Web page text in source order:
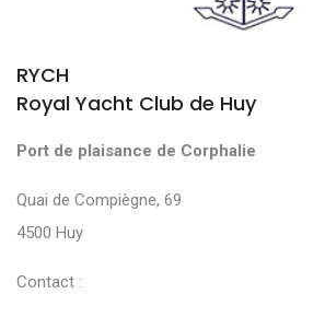
RYCH
Royal Yacht Club de Huy
Port de plaisance de Corphalie
Quai de Compiègne, 69
4500 Huy
Contact :